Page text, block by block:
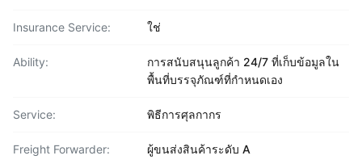
Insurance Service: ใช่
Ability:
การสนับสนุนลูกค้า 24/7 ที่เก็บข้อมูลใน
พื้นที่บรรจุภัณฑ์ที่กำหนดเอง
Service: พิธีการศุลกากร
Freight Forwarder: ผู้ขนส่งสินค้าระดับ A